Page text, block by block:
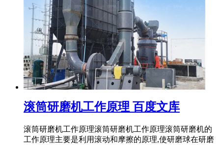
滚筒研磨机工作原理 百度文库
滚筒研磨机工作原理滚筒研磨机工作原理滚筒研磨机的
工作原理主要是利用滚动和摩擦的原理,使研磨球在研磨